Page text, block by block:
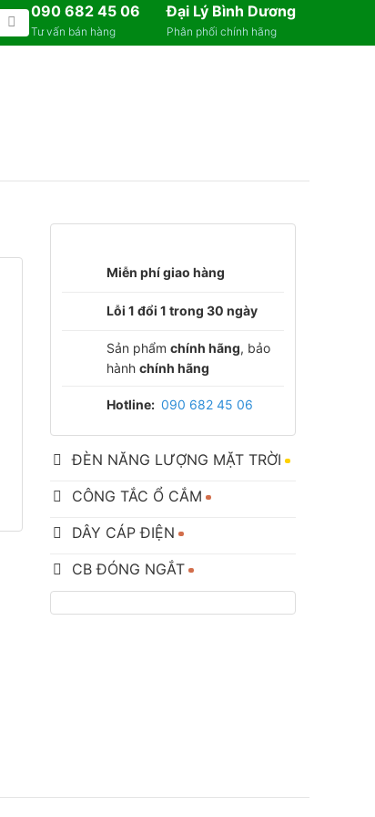
090 682 45 06
Tư vấn bán hàng
Đại Lý Bình Dương
Phân phối chính hãng
Miễn phí giao hàng
Lỗi 1 đổi 1 trong 30 ngày
Sản phẩm chính hãng, bảo
hành chính hãng
Hotline: 090 682 45 06
ĐÈN NĂNG LƯỢNG MẶT TRỜI
CÔNG TẮC Ổ CẮM
DÂY CÁP ĐIỆN
CB ĐÓNG NGẮT